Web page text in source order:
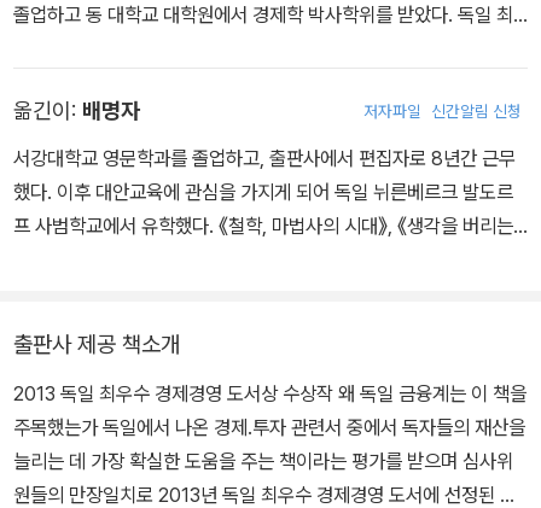
졸업하고 동 대학교 대학원에서 경제학 박사학위를 받았다. 독일 최
2006년 포르츠하임 대학교 경제학과 교수로 임용되어 현재까지 일
반 경제학과 경제 정책을 가르치고 있다. 하노 벡은 굵직한 경제 이슈
가 생길 때마다 《파이낸셜 타임스》《디 벨트》 《슈피겔》 등 독일 유명
언론과 방송국이 가장 먼저 주목하는 스타 경제학자다. 독일 경제정
우수 경제경영 도서상을 받았고, 2015년 『돈이 녹는다』로 다시 한 번
같은 상을 받으며 독일 최초로 이 상을 두 번 받은 저자가 되었다. 하
노 벡은 소시민들이 금융위기 시대에 피해를 입지 않으려면 자본주의
의 근간을 이루는 인플레이션을 제대로 이해해야 함을 깨닫고 이 책
『인플레이션』을 통해 2000년 인플레이션의 방대한 역사를 통찰하
옮긴이: 배명자 저자파일 신간알림 신청
서강대학교 영문학과를 졸업하고, 출판사에서 편집자로 8년간 근무
했다. 이후 대안교육에 관심을 가지게 되어 독일 뉘른베르크 발도르
프 사범학교에서 유학했다. 《철학, 마법사의 시대》, 《생각을 버리는
출판사 제공 책소개
2013 독일 최우수 경제경영 도서상 수상작 왜 독일 금융계는 이 책을
주목했는가 독일에서 나온 경제.투자 관련서 중에서 독자들의 재산을
늘리는 데 가장 확실한 도움을 주는 책이라는 평가를 받으며 심사위
원들의 만장일치로 2013년 독일 최우수 경제경영 도서에 선정된 책.